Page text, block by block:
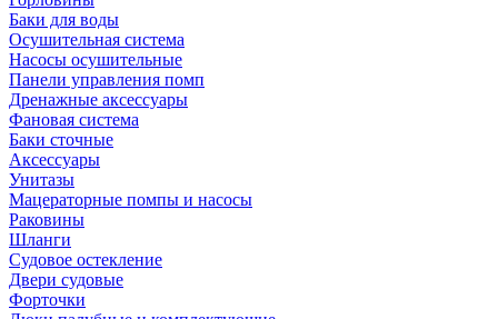
Баки для воды
Осушительная система
Насосы осушительные
Панели управления помп
Дренажные аксессуары
Фановая система
Баки сточные
Аксессуары
Унитазы
Мацераторные помпы и насосы
Раковины
Шланги
Судовое остекление
Двери судовые
Форточки